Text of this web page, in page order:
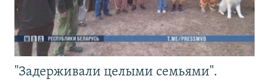
"Задерживали целыми семьями".